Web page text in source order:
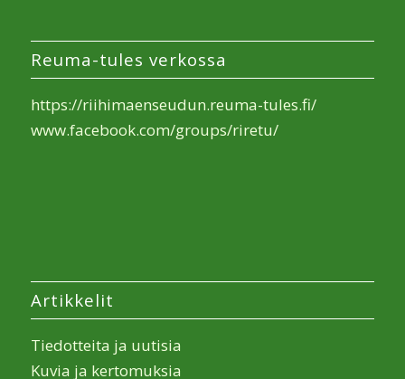
Reuma-tules verkossa
https://riihimaenseudun.reuma-tules.fi/
www.facebook.com/groups/riretu/
Artikkelit
Tiedotteita ja uutisia
Kuvia ja kertomuksia